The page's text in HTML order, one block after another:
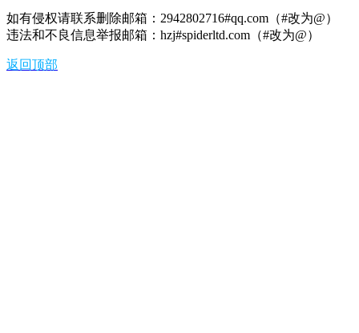
如有侵权请联系删除邮箱：2942802716#qq.com（#改为@）
违法和不良信息举报邮箱：hzj#spiderltd.com（#改为@）
返回顶部